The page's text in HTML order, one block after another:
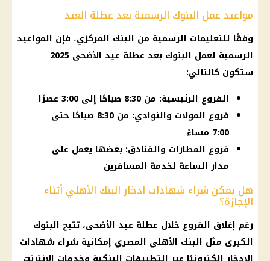
مواعيد عمل البنوك الرسمية بعد عطلة العيد
وفقًا للتعليمات الرسمية من البنك المركزي، فإن المواعيد
الرسمية لعمل البنوك بعد عطلة عيد الأضحى 2025
ستكون كالتالي:
الفروع الرئيسية: من 8:30 صباحًا إلى 3:00 عصرًا
فروع المولات والنوادي: من 8:30 صباحًا حتى
7:00 مساءً
فروع المطارات والفنادق: بعضها يعمل على
مدار الساعة لخدمة المسافرين
هل يمكن شراء شهادات ادخار البنك الأهلي أثناء
الإجازة؟
رغم إغلاق الفروع خلال عطلة عيد الأضحى، تتيح البنوك
الكبرى مثل البنك الأهلي المصري إمكانية شراء شهادات